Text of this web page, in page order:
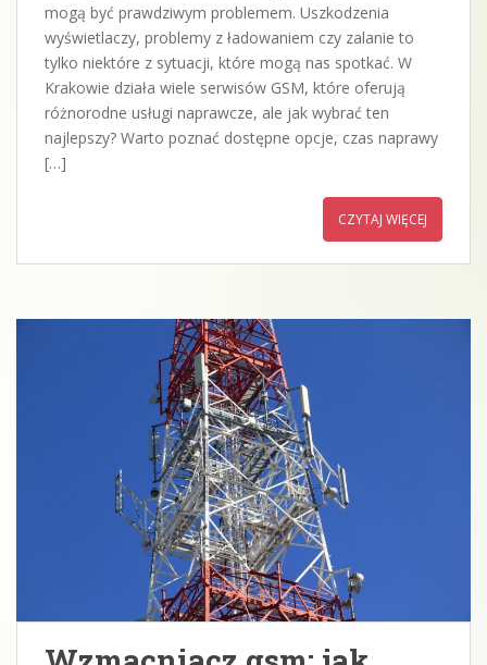
mogą być prawdziwym problemem. Uszkodzenia
wyświetlaczy, problemy z ładowaniem czy zalanie to
tylko niektóre z sytuacji, które mogą nas spotkać. W
Krakowie działa wiele serwisów GSM, które oferują
różnorodne usługi naprawcze, ale jak wybrać ten
najlepszy? Warto poznać dostępne opcje, czas naprawy
[…]
CZYTAJ WIĘCEJ